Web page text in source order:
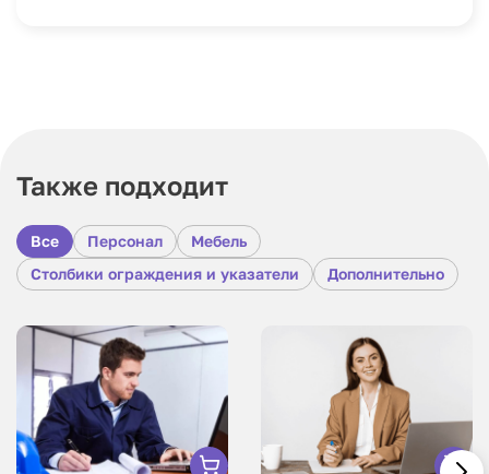
Также подходит
Все Персонал
Мебель
Столбики ограждения и указатели
Дополнительно